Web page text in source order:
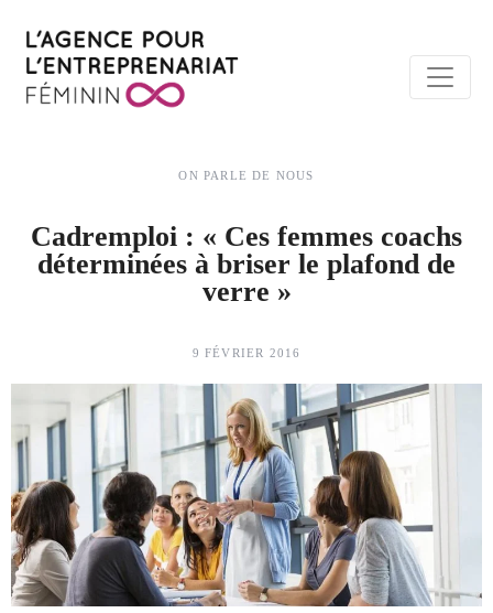
ON PARLE DE NOUS
Cadremploi : « Ces femmes coachs
déterminées à briser le plafond de
verre »
9 FÉVRIER 2016